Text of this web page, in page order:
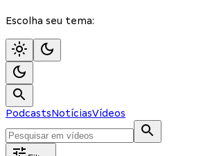
Escolha seu tema:
PodcastsNotíciasVídeos